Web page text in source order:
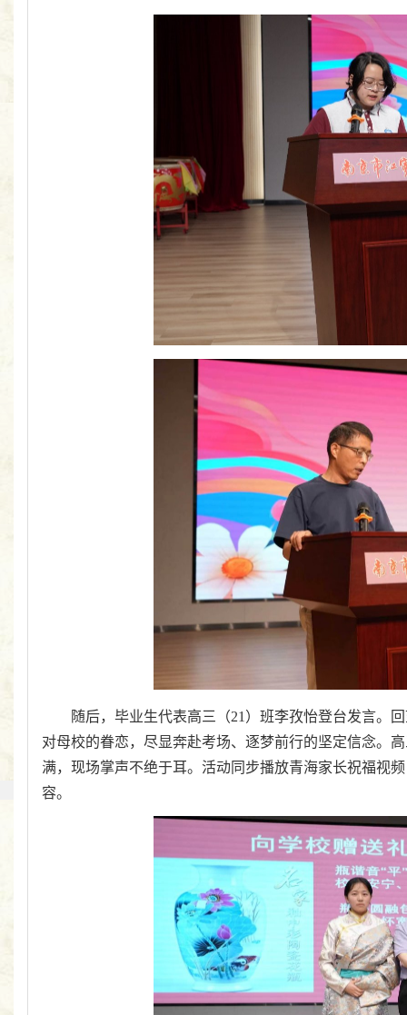
随后，毕业生代表高三（21）班李孜怡登台发言。
对母校的眷恋，尽显奔赴考场、逐梦前行的坚定信念。
满，现场掌声不绝于耳。活动同步播放青海家长祝福视
容。